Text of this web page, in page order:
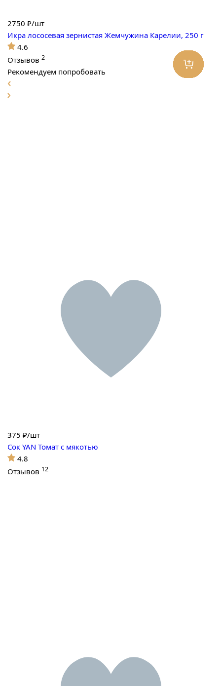
2750 ₽/шт
Икра лососевая зернистая Жемчужина Карелии, 250 г
4.6
Отзывов 2
Рекомендуем попробовать
375 ₽/шт
Сок YAN Томат с мякотью
4.8
Отзывов 12